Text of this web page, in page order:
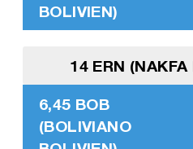
BOLIVIEN)
14 ERN (NAKFA
6,45 BOB
(BOLIVIANO